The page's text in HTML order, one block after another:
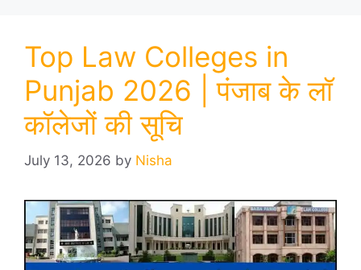
Top Law Colleges in
Punjab 2026 | पंजाब के लॉ
कॉलेजों की सूचि
July 13, 2026 by Nisha